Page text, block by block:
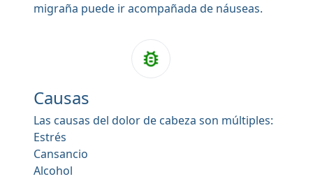
migraña puede ir acompañada de náuseas.
Causas
Las causas del dolor de cabeza son múltiples:
Estrés
Cansancio
Alcohol